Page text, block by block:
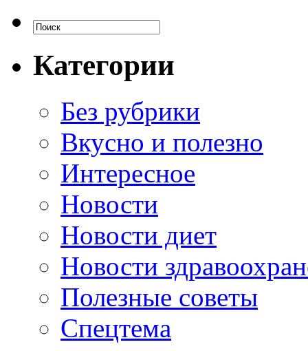
Категории
Без рубрики
Вкусно и полезно
Интересное
Новости
Новости диет
Новости
Полезные советы
Спецтема